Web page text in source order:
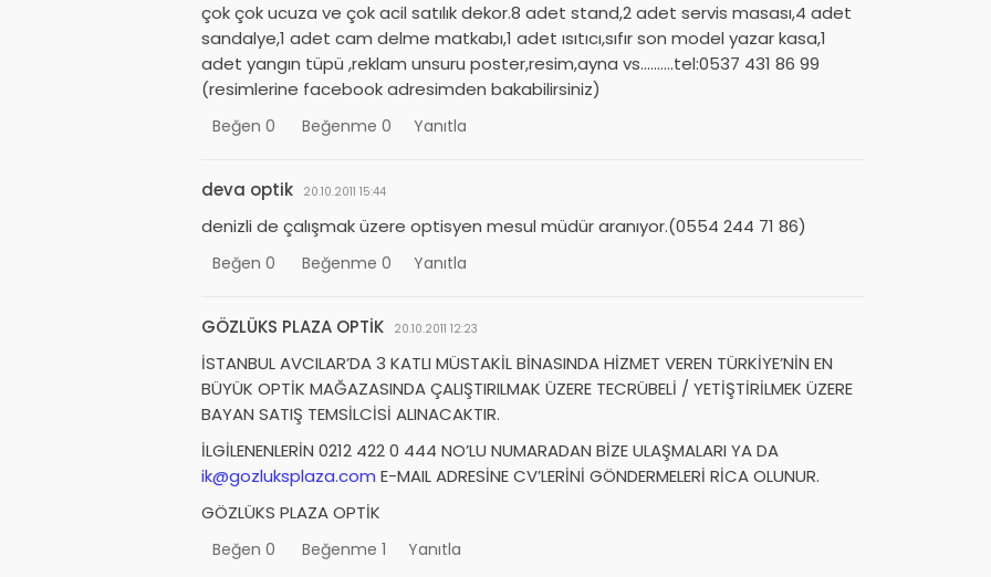
çok çok ucuza ve çok acil satılık dekor.8 adet stand,2 adet servis masası,4 adet
sandalye,1 adet cam delme matkabı,1 adet ısıtıcı,sıfır son model yazar kasa,1
adet yangın tüpü ,reklam unsuru poster,resim,ayna vs……….tel:0537 431 86 99
(resimlerine facebook adresimden bakabilirsiniz)
Beğen 0 Beğenme 0 Yanıtla
deva optik 20.10.2011 15:44
denizli de çalışmak üzere optisyen mesul müdür aranıyor.(0554 244 71 86)
Beğen 0 Beğenme 0 Yanıtla
GÖZLÜKS PLAZA OPTİK 20.10.2011 12:23
İSTANBUL AVCILAR’DA 3 KATLI MÜSTAKİL BİNASINDA HİZMET VEREN TÜRKİYE’NİN EN
BÜYÜK OPTİK MAĞAZASINDA ÇALIŞTIRILMAK ÜZERE TECRÜBELİ / YETİŞTİRİLMEK ÜZERE
BAYAN SATIŞ TEMSİLCİSİ ALINACAKTIR.
İLGİLENENLERİN 0212 422 0 444 NO’LU NUMARADAN BİZE ULAŞMALARI YA DA
ik@gozluksplaza.com E-MAIL ADRESİNE CV’LERİNİ GÖNDERMELERİ RİCA OLUNUR.
GÖZLÜKS PLAZA OPTİK
Beğen 0 Beğenme 1 Yanıtla